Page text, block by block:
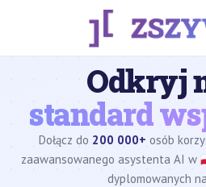
Odkryj
standard
Dołącz do 200 000+ osób
zaawansowanego asystenta AI w
dyplomowanych